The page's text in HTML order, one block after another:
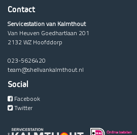
Contact
Servicestation van Kalmthout
Van Heuven Goedhartlaan 201
2132 WZ Hoofddorp
023-5626420
team@shellvankalmthout.nl
Social
Facebook
Twitter